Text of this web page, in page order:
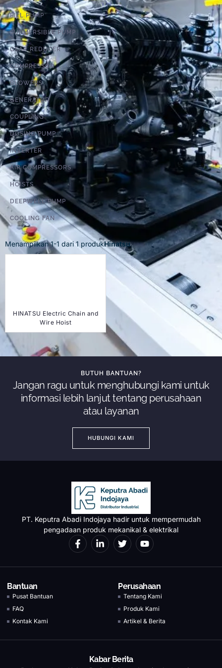
FILL PUMP
SUBMERSIBLE PUMP
GEAR REDUCER
COMPRESSOR
BLOWERS
GENERATOR
COUPLING
DOSING PUMP
INVERTER
AIR COMPRESSORS
HOISTS
DEEPWELL PUMP
COOLING FAN
Menampilkan1-1 dari1 produkHinatsu
HINATSU Electric Chain and
Wire Hoist
BUTUH BANTUAN?
Jangan ragu untuk menghubungi kami untuk
informasi lebih lanjut tentang perusahaan
atau layanan
HUBUNGI KAMI
PT. Keputra Abadi Indojaya hadir untuk mempermudah
pengadaan produk mekanikal & elektrikal
Bantuan
Pusat Bantuan
FAQ
Kontak Kami
Perusahaan
Tentang Kami
Produk Kami
Artikel & Berita
Kabar Berita